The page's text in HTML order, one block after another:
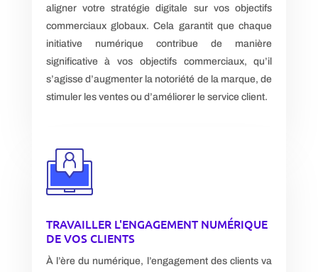
aligner votre stratégie digitale sur vos objectifs
commerciaux globaux. Cela garantit que chaque
initiative numérique contribue de manière
significative à vos objectifs commerciaux, qu’il
s’agisse d’augmenter la notoriété de la marque, de
stimuler les ventes ou d’améliorer le service client.
TRAVAILLER L'ENGAGEMENT NUMÉRIQUE
DE VOS CLIENTS
À l’ère du numérique, l’engagement des clients va